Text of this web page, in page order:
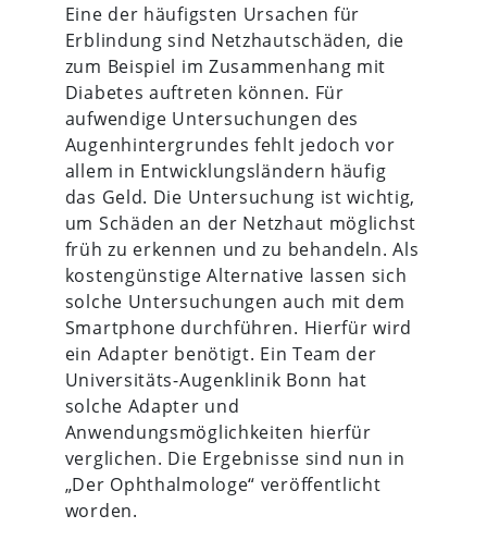
Eine der häufigsten Ursachen für
Erblindung sind Netzhautschäden, die
zum Beispiel im Zusammenhang mit
Diabetes auftreten können. Für
aufwendige Untersuchungen des
Augenhintergrundes fehlt jedoch vor
allem in Entwicklungsländern häufig
das Geld. Die Untersuchung ist wichtig,
um Schäden an der Netzhaut möglichst
früh zu erkennen und zu behandeln. Als
kostengünstige Alternative lassen sich
solche Untersuchungen auch mit dem
Smartphone durchführen. Hierfür wird
ein Adapter benötigt. Ein Team der
Universitäts-Augenklinik Bonn hat
solche Adapter und
Anwendungsmöglichkeiten hierfür
verglichen. Die Ergebnisse sind nun in
„Der Ophthalmologe“ veröffentlicht
worden.